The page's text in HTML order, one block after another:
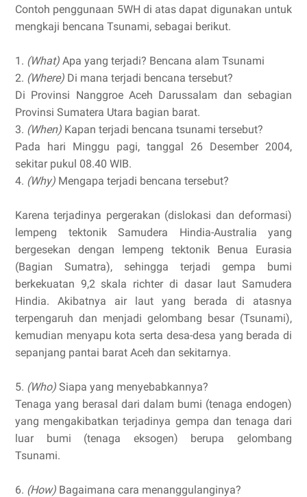
Contoh penggunaan 5WH di atas dapat digunakan untuk
mengkaji bencana Tsunami, sebagai berikut.
1. (What) Apa yang terjadi? Bencana alam Tsunami
2. (Where) Di mana terjadi bencana tersebut?
Di Provinsi Nanggroe Aceh Darussalam dan sebagian
Provinsi Sumatera Utara bagian barat.
3. (When) Kapan terjadi bencana tsunami tersebut?
Pada hari Minggu pagi, tanggal 26 Desember 2004,
sekitar pukul 08.40 WIB.
4. (Why) Mengapa terjadi bencana tersebut?
Karena terjadinya pergerakan (dislokasi dan deformasi)
lempeng tektonik Samudera Hindia-Australia yang
bergesekan dengan lempeng tektonik Benua Eurasia
(Bagian Sumatra), sehingga terjadi gempa bumi
berkekuatan 9,2 skala richter di dasar laut Samudera
Hindia. Akibatnya air laut yang berada di atasnya
terpengaruh dan menjadi gelombang besar (Tsunami),
kemudian menyapu kota serta desa-desa yang berada di
sepanjang pantai barat Aceh dan sekitarnya.
5. (Who) Siapa yang menyebabkannya?
Tenaga yang berasal dari dalam bumi (tenaga endogen)
yang mengakibatkan terjadinya gempa dan tenaga dari
luar bumi (tenaga eksogen) berupa gelombang
Tsunami.
6. (How) Bagaimana cara menanggulanginya?